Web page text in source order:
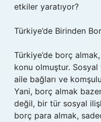
etkiler yaratıyor?
Türkiye’de Birinden
Türkiye’de borç
konu olmuştur. Sosyal
aile bağları ve
Yani, borç almak
değil, bir tür sosyal
borç para almak,